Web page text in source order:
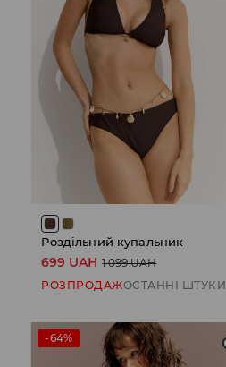
Роздільний купальник
699 UAH 1 099 UAH
РОЗПРОДАЖОСТАННІ ШТУКИ
-64%